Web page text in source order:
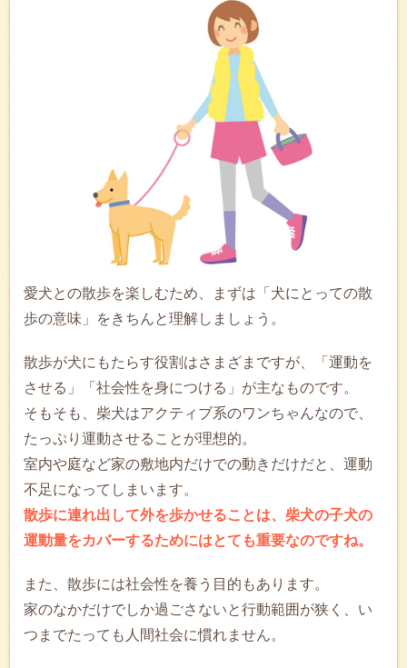
愛犬との散歩を楽しむため、まずは「犬にとっての散
歩の意味」をきちんと理解しましょう。
散歩が犬にもたらす役割はさまざまですが、「運動を
させる」「社会性を身につける」が主なものです。
そもそも、柴犬はアクティブ系のワンちゃんなので、
たっぷり運動させることが理想的。
室内や庭など家の敷地内だけでの動きだけだと、運動
不足になってしまいます。
散歩に連れ出して外を歩かせることは、柴犬の子犬の
運動量をカバーするためにはとても重要なのですね。
また、散歩には社会性を養う目的もあります。
家のなかだけでしか過ごさないと行動範囲が狭く、い
つまでたっても人間社会に慣れません。